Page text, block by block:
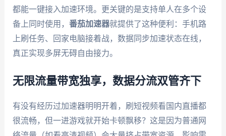
都能一键接入加速环境。更关键的是支持单人在多个设
备上同时使用， 番茄加速器就提供了这种便利：手机路
上刷任务、回家电脑接着战，数据同步加速状态在线，
真正实现多屏无碍自由接力。
无限流量带宽独享，数据分流双管齐下
有没有经历过加速器明明开着，刷短视频看国内直播都
很流畅，但一进游戏就开始卡顿飘移？这是因为普通网